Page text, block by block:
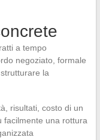
a tempo
negoziato, formale
la
risultati, costo di un
facilmente una rottura